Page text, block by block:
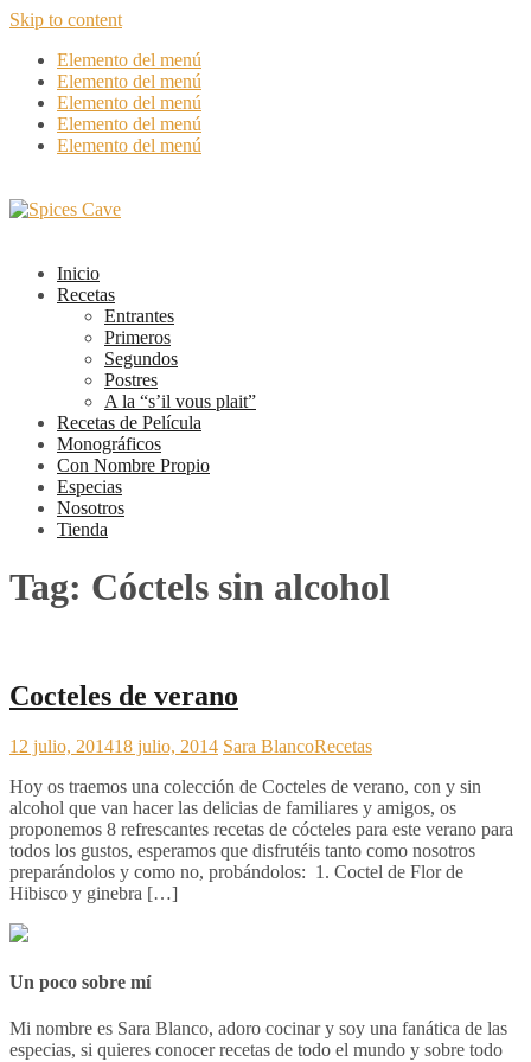
Skip to content
Elemento del menú
Elemento del menú
Elemento del menú
Elemento del menú
Elemento del menú
Inicio
Recetas
Entrantes
Primeros
Segundos
Postres
A la “s’il vous plait”
Recetas de Película
Monográficos
Con Nombre Propio
Especias
Nosotros
Tienda
Tag: Cóctels sin alcohol
Cocteles de verano
12 julio, 201418 julio, 2014 Sara BlancoRecetas
Hoy os traemos una colección de Cocteles de verano, con y sin
alcohol que van hacer las delicias de familiares y amigos, os
proponemos 8 refrescantes recetas de cócteles para este verano para
todos los gustos, esperamos que disfrutéis tanto como nosotros
preparándolos y como no, probándolos: 1. Coctel de Flor de
Hibisco y ginebra […]
Un poco sobre mí
Mi nombre es Sara Blanco, adoro cocinar y soy una fanática de las
especias, si quieres conocer recetas de todo el mundo y sobre todo